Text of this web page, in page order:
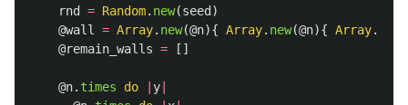
rnd
= Random. new(seed )
@wall
= Array. new(@n){ Array. new(@n){ Array.
@remain_walls = []
@n. times do y